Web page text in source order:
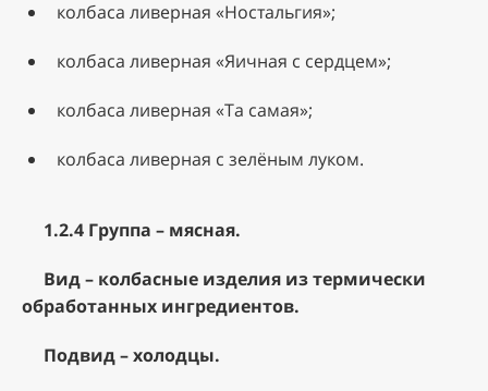
колбаса ливерная «Ностальгия»;
колбаса ливерная «Яичная с сердцем»;
колбаса ливерная «Та самая»;
колбаса ливерная с зелёным луком.
1.2.4 Группа – мясная.
Вид – колбасные изделия из термически
обработанных ингредиентов.
Подвид – холодцы.